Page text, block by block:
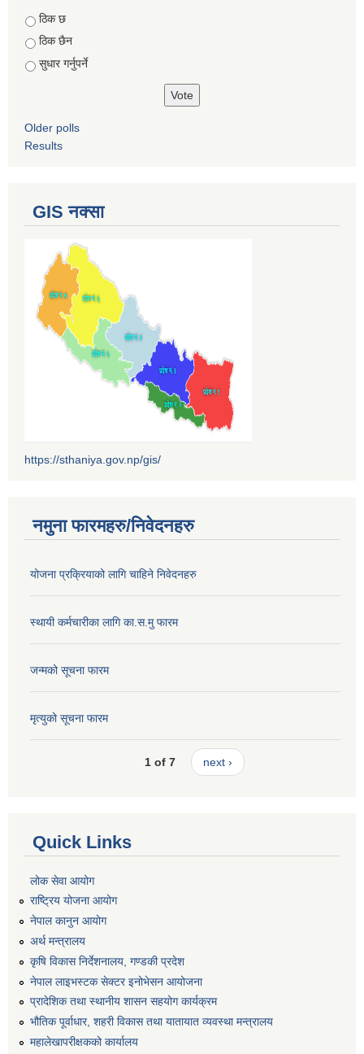
Choices
ठिक छ
ठिक छैन
सुधार गर्नुपर्ने
Older polls
Results
GIS नक्सा
https://sthaniya.gov.np/gis/
नमुना फारमहरु/निवेदनहरु
योजना प्रक्रियाको लागि चाहिने निवेदनहरु
स्थायी कर्मचारीका लागि का.स.मु फारम
जन्मको सूचना फारम
मृत्युको सूचना फारम
1 of 7 next ›
Quick Links
लोक सेवा आयोग
राष्ट्रिय योजना आयोग
नेपाल कानुन आयोग
अर्थ मन्त्रालय
कृषि विकास निर्देशनालय, गण्डकी प्रदेश
नेपाल लाइभस्टक सेक्टर इनोभेसन आयोजना
प्रादेशिक तथा स्थानीय शासन सहयोग कार्यक्रम
भौतिक पूर्वाधार, शहरी विकास तथा यातायात व्यवस्था मन्त्रालय
महालेखापरीक्षकको कार्यालय